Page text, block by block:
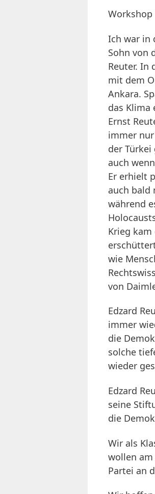
Workshop
Ich war in
Sohn von
Reuter. In
mit dem
Ankara.
das Klima
Ernst
immer
der
auch
Er erhielt
auch bald
während
Krieg kam
wie
von
Edzard
immer
die
solche
wieder
Edzard
seine
die
Wir als
wollen
Partei an